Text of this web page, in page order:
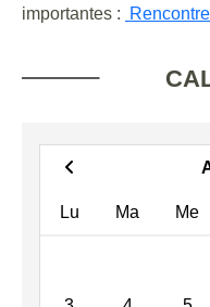
importantes :
Lu Ma Me